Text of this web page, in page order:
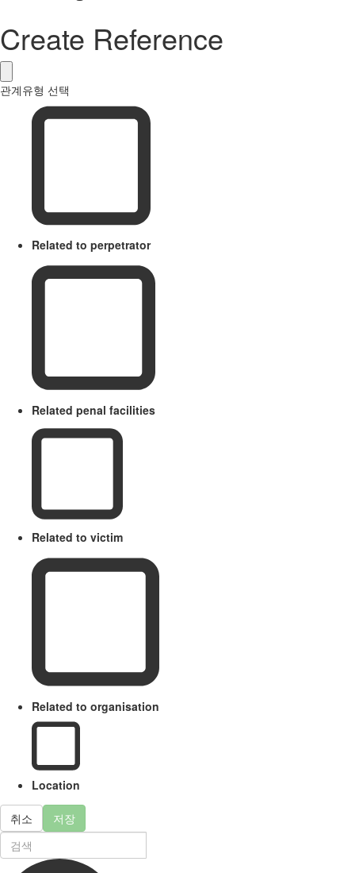
Create Reference
관계유형 선택
Related to perpetrator
Related penal facilities
Related to victim
Related to organisation
Location
취소 저장